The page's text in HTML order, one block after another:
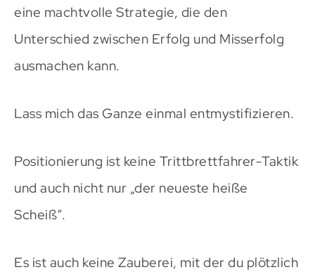
eine machtvolle Strategie, die den
Unterschied zwischen Erfolg und Misserfolg
ausmachen kann.
Lass mich das Ganze einmal entmystifizieren.
Positionierung ist keine Trittbrettfahrer-Taktik
und auch nicht nur „der neueste heiße
Scheiß“.
Es ist auch keine Zauberei, mit der du plötzlich